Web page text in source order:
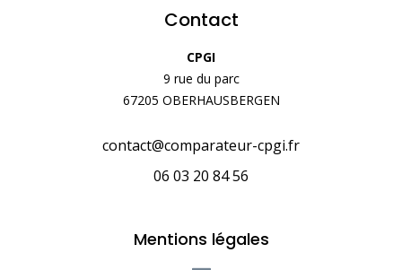
Contact
CPGI
9 rue du parc
67205 OBERHAUSBERGEN
contact@comparateur-cpgi.fr
06 03 20 84 56
Mentions légales